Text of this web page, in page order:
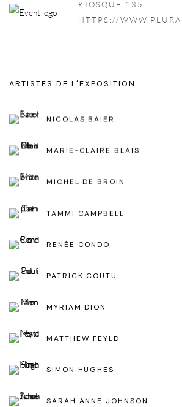
KIOSQUE 135
HTTPS://
ARTISTES DE L'EXPOSITION
NICOLAS BAIER
MARIE-CLAIRE BLAIS
MICHEL DE BROIN
TAMMI CAMPBELL
RENÉE CONDO
PATRICK COUTU
MYRIAM DION
MATTHEW FEYLD
SIMON HUGHES
SARAH ANNE JOHNSON